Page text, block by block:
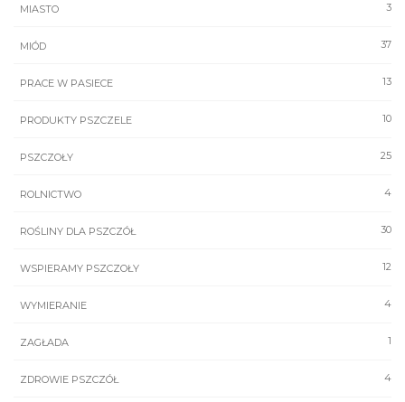
3
MIASTO
37
MIÓD
13
PRACE W PASIECE
10
PRODUKTY PSZCZELE
25
PSZCZOŁY
4
ROLNICTWO
30
ROŚLINY DLA PSZCZÓŁ
12
WSPIERAMY PSZCZOŁY
4
WYMIERANIE
1
ZAGŁADA
4
ZDROWIE PSZCZÓŁ